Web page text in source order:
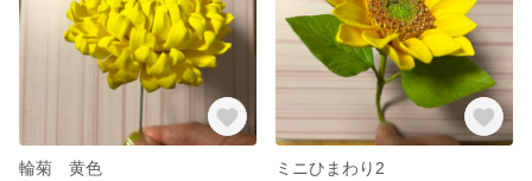
輪菊 黄色
ミニひまわり2